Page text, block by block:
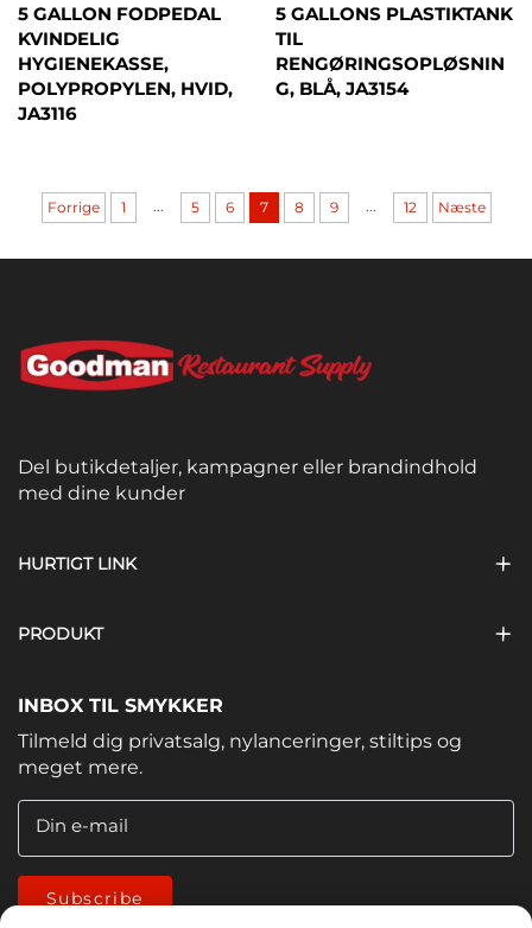
5 GALLON FODPEDAL
KVINDELIG
HYGIENEKASSE,
POLYPROPYLEN, HVID,
JA3116
5 GALLONS PLASTIKTANK
TIL
RENGØRINGSOPLØSNIN
G, BLÅ, JA3154
Forrige 1 ... 5 6 7 8 9 ... 12 Næste
Del butikdetaljer, kampagner eller brandindhold
med dine kunder
HURTIGT LINK
PRODUKT
INBOX TIL SMYKKER
Tilmeld dig privatsalg, nylanceringer, stiltips og
meget mere.
Din e-mail
Subscribe